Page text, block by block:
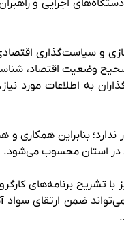
اجرایی و راهبران
سیاست‌گذاری اقتصادی،
صحیح وضعیت اقتصاد،
به اطلاعات مورد
بنابراین همکاری و
در استان محسوب می‌شود.
تشریح برنامه‌های
ضمن ارتقای سواد